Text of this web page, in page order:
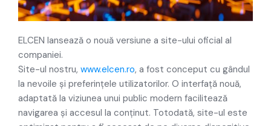
ELCEN lansează o nouă versiune a site-ului oficial al
companiei.
Site-ul nostru, www.elcen.ro, a fost conceput cu gândul
la nevoile și preferințele utilizatorilor. O interfață nouă,
adaptată la viziunea unui public modern facilitează
navigarea și accesul la conținut. Totodată, site-ul este